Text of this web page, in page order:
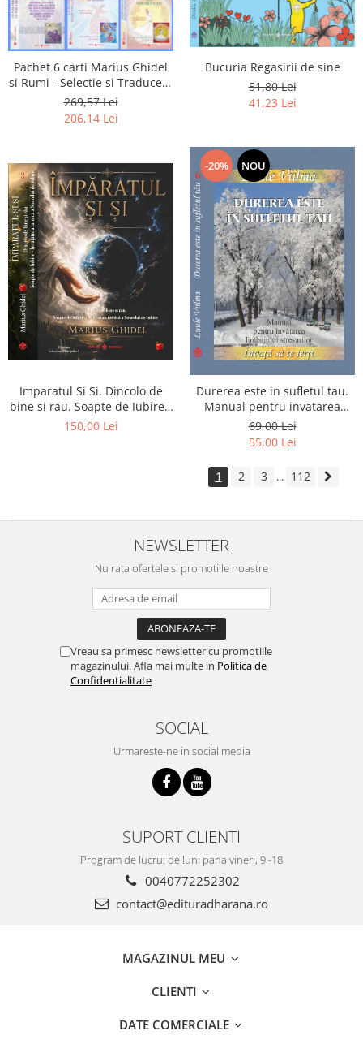
Pachet 6 carti Marius Ghidel
si Rumi - Selectie si Traducere
de Marius Ghidel
269,57 Lei
206,14 Lei
Bucuria Regasirii de sine
51,80 Lei
41,23 Lei
Imparatul Si Si. Dincolo de
bine si rau. Soapte de Iubire -
Invatatura tainica a Soarelui
150,00 Lei
-20% NOU
Durerea este in sufletul tau.
Manual pentru invatarea
limbajului stresurilor Seria
Invata sa te Ierti Luule Viilma
69,00 Lei
55,00 Lei
1 2 3 ... 112
NEWSLETTER
Nu rata ofertele si promotiile noastre
Vreau sa primesc newsletter cu promotiile
magazinului. Afla mai multe in Politica de
Confidentialitate
SOCIAL
Urmareste-ne in social media
SUPORT CLIENTI
Program de lucru: de luni pana vineri, 9 -18
0040772252302
contact@edituradharana.ro
MAGAZINUL MEU
CLIENTI
DATE COMERCIALE